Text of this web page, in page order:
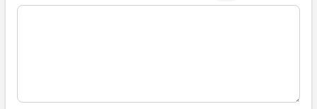
■そのほか、病院なびの改善すべき点や要望などがござい